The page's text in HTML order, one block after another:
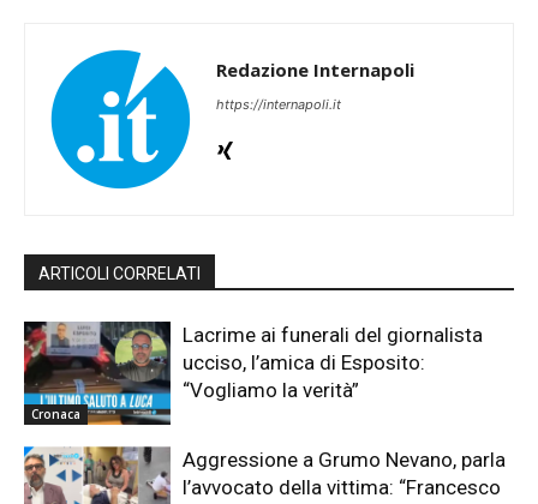
Redazione Internapoli
https://internapoli.it
ARTICOLI CORRELATI
Cronaca
Lacrime ai funerali del giornalista
ucciso, l’amica di Esposito:
“Vogliamo la verità”
Aggressione a Grumo Nevano, parla
l’avvocato della vittima: “Francesco